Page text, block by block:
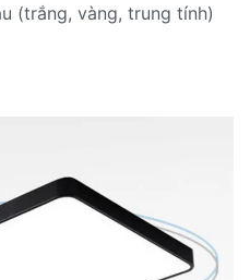
(trắng, vàng, trung tính)